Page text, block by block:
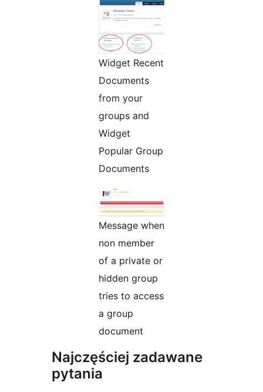
Widget Recent
Documents
from your
groups and
Widget
Popular Group
Documents
Message when
non member
of a private or
hidden group
tries to access
a group
document
Najczęściej zadawane
pytania